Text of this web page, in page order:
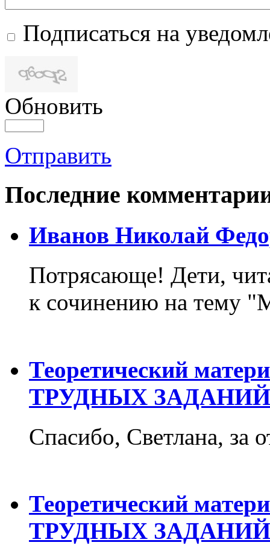
Подписаться на
Обновить
Отправить
Последние
Иванов Николай
Потрясающе! Дети,
к сочинению на тему
Теоретический
ТРУДНЫХ
Спасибо, Светлана, за
Теоретический
ТРУДНЫХ